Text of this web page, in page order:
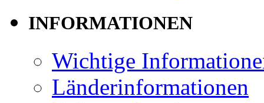
INFORMATIONEN
Wichtige
Länderinformationen